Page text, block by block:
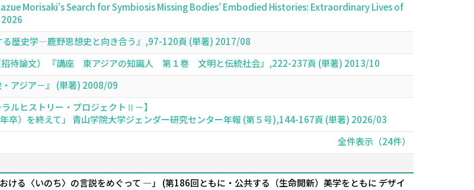
Morisaki's Search for Symbiosis Missing Bodies’ Embodied Histories: Extraordinary Lives of
る歴史学―鹿野思想史と向き合う』,97-120頁 (単著) 2017/08
招待論文） 『講座 東アジアの知識人 第１巻 文明と伝統社会』,222-237頁 (単著) 2013/10
アジア－』 (単著) 2008/09
ルヒストリー・プロジェクトⅡ－】
卒）を終えて」 青山学院大学ジェンダー研究センター年報 (第５号),144-167頁 (単著) 2026/03
全件表示（24件）
ける〈いのち〉の言説をめぐって —」 (第186回ともに・公共する（生命開新）美学をともに デザイ